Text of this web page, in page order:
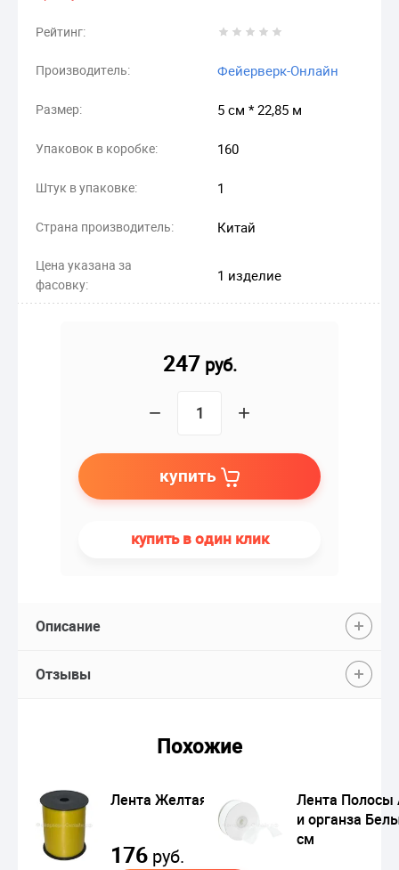
Рейтинг:
Производитель: Фейерверк-Онлайн
Размер: 5 см * 22,85 м
Упаковок в коробке: 160
Штук в упаковке: 1
Страна производитель: Китай
Цена указана за
фасовку:
1 изделие
247руб.
− +
купить
купить в один клик
Описание
Отзывы
Похожие
Лента Желтая
176 руб.
Лента Полосы
и органза
см